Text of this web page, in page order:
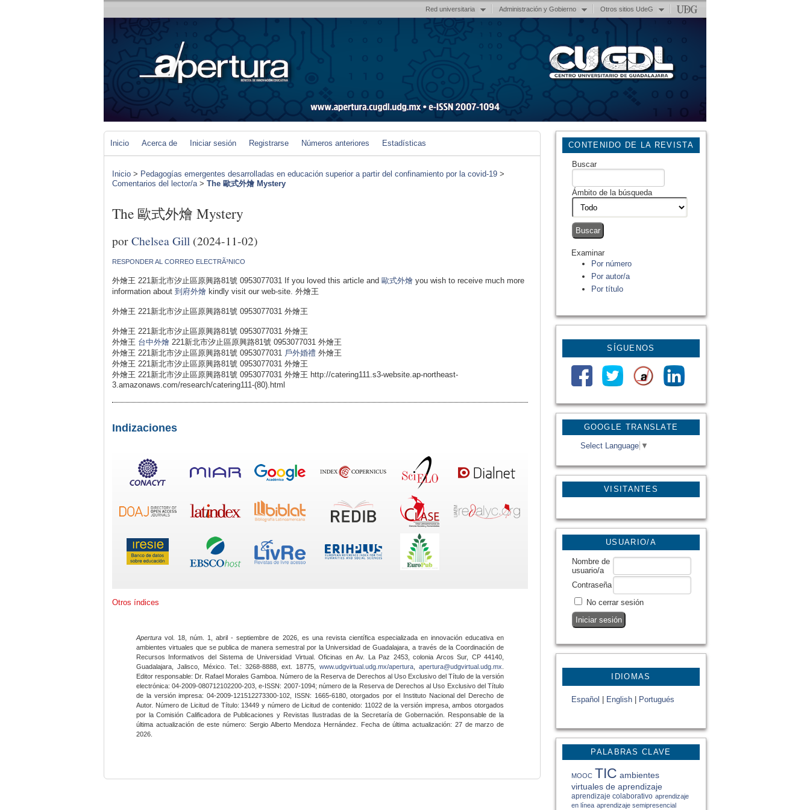
Red universitaria Administración y Gobierno Otros sitios UdeG
GOOGLE TRANSLATE
Select Language ▼
VISITANTES
CONTENIDO DE LA REVISTA
Buscar
Ámbito de la búsqueda
Examinar
Por número
Por autor/a
Por título
SÍGUENOS
USUARIO/A
Nombre de
usuario/a
Contraseña
No cerrar sesión
IDIOMAS
Español English Portugués
PALABRAS CLAVE
MOOC TIC ambientes
virtuales de aprendizaje
aprendizaje colaborativo aprendizaje
en línea aprendizaje semipresencial
Inicio Acerca de Iniciar sesión Registrarse Números anteriores Estadísticas
Inicio > Pedagogías emergentes desarrolladas en educación superior a partir del confinamiento por la covid-19 >
Comentarios del lector/a> The 歐式外燴 Mystery
The 歐式外燴 Mystery
porChelsea Gill (2024-11-02)
RESPONDER AL CORREO ELECTRÃ³NICO
外燴王 221新北市汐止區原興路81號 0953077031 If you loved this article and 歐式外燴 you wish to receive much more
information about 到府外燴 kindly visit our web-site. 外燴王
外燴王 221新北市汐止區原興路81號 0953077031 外燴王
外燴王 221新北市汐止區原興路81號 0953077031 外燴王
外燴王 台中外燴 221新北市汐止區原興路81號 0953077031 外燴王
外燴王 221新北市汐止區原興路81號 0953077031 戶外婚禮 外燴王
外燴王 221新北市汐止區原興路81號 0953077031 外燴王
外燴王 221新北市汐止區原興路81號 0953077031 外燴王 http://catering111.s3-website.ap-northeast-
3.amazonaws.com/research/catering111-(80).html
Indizaciones
Otros índices
Apertura vol. 18, núm. 1, abril - septiembre de 2026, es una revista científica especializada en innovación educativa en
ambientes virtuales que se publica de manera semestral por la Universidad de Guadalajara, a través de la Coordinación de
Recursos Informativos del Sistema de Universidad Virtual. Oficinas en Av. La Paz 2453, colonia Arcos Sur, CP 44140,
Guadalajara, Jalisco, México. Tel.: 3268-8888, ext. 18775,www.udgvirtual.udg.mx/apertura apertura@udgvirtual.udg.mx
Editor responsable: Dr. Rafael Morales Gamboa. Número de la Reserva de Derechos al Uso Exclusivo del Título de la versión
electrónica: 04-2009-080712102200-203, e-ISSN: 2007-1094; número de la Reserva de Derechos al Uso Exclusivo del Título
de la versión impresa: 04-2009-121512273300-102, ISSN: 1665-6180, otorgados por el Instituto Nacional del Derecho de
Autor. Número de Licitud de Título: 13449 y número de Licitud de contenido: 11022 de la versión impresa, ambos otorgados
por la Comisión Calificadora de Publicaciones y Revistas Ilustradas de la Secretaría de Gobernación. Responsable de la
última actualización de este número: Sergio Alberto Mendoza Hernández. Fecha de última actualización: 27 de marzo de
2026.